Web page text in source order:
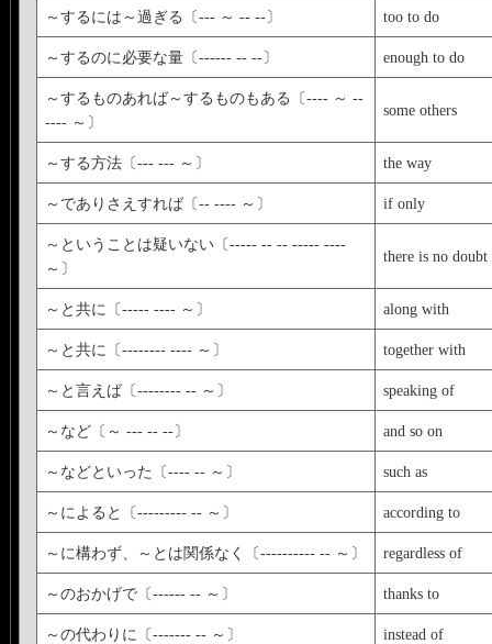
～するには～過ぎる〔--- ～ -- --〕 too to do
～するのに必要な量〔------ -- --〕 enough to do
～するものあれば～するものもある〔---- ～ --
---- ～〕
some others
～する方法〔--- --- ～〕 the way
～でありさえすれば〔-- ---- ～〕 if only
～ということは疑いない〔----- -- -- ----- ----
～〕
there is no doubt
～と共に〔----- ---- ～〕 along with
～と共に〔-------- ---- ～〕 together with
～と言えば〔-------- -- ～〕 speaking of
～など〔～ --- -- --〕 and so on
～などといった〔---- -- ～〕 such as
～によると〔--------- -- ～〕 according to
～に構わず、～とは関係なく〔---------- -- ～〕 regardless of
～のおかげで〔------ -- ～〕 thanks to
～の代わりに〔------- -- ～〕 instead of